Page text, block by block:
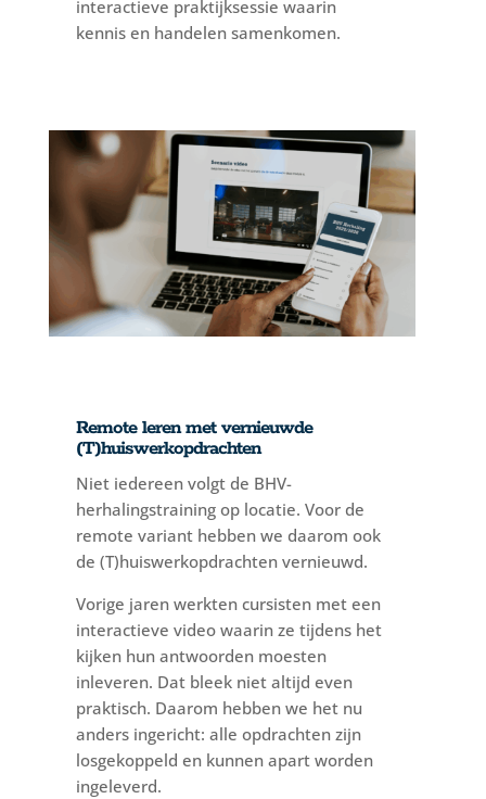
interactieve praktijksessie waarin
kennis en handelen samenkomen.
Remote leren met vernieuwde
(T)huiswerkopdrachten
Niet iedereen volgt de BHV-
herhalingstraining op locatie. Voor de
remote variant hebben we daarom ook
de (T)huiswerkopdrachten vernieuwd.
Vorige jaren werkten cursisten met een
interactieve video waarin ze tijdens het
kijken hun antwoorden moesten
inleveren. Dat bleek niet altijd even
praktisch. Daarom hebben we het nu
anders ingericht: alle opdrachten zijn
losgekoppeld en kunnen apart worden
ingeleverd.